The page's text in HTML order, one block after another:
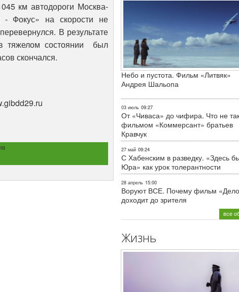
км автодороги Москва-
- Фокус» на скорости не
В результате
тяжелом состоянии был
скончался.
Небо и пустота. Фильм «Литвяк»
Андрея Шальопа
03 июль 09:27
От «Чиваса» до чифира. Что не
фильмом «Коммерсант» братьев
Кравчук
27 май 09:24
С Хабенским в разведку. «Здесь
Юра» как урок толерантности
28 апрель 15:00
Воруют ВСЕ. Почему фильм
доходит до зрителя
все
Жизнь